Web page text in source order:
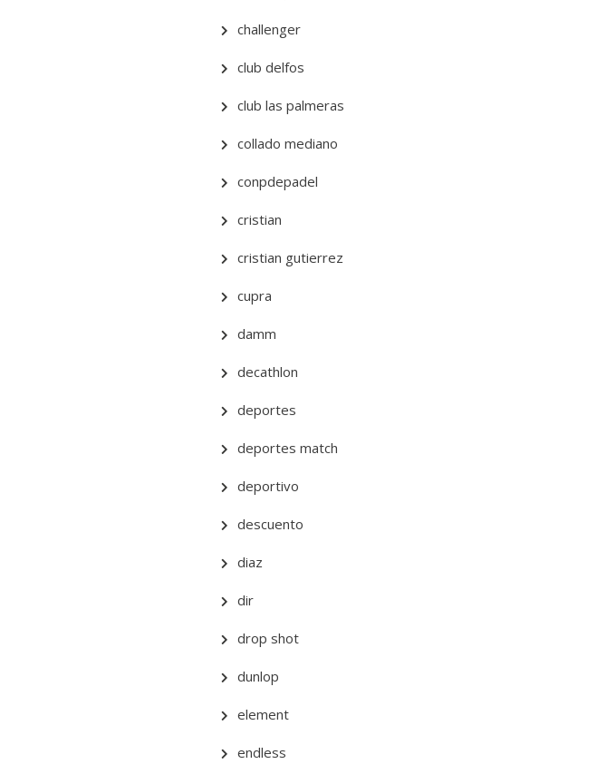
challenger
club delfos
club las palmeras
collado mediano
conpdepadel
cristian
cristian gutierrez
cupra
damm
decathlon
deportes
deportes match
deportivo
descuento
diaz
dir
drop shot
dunlop
element
endless